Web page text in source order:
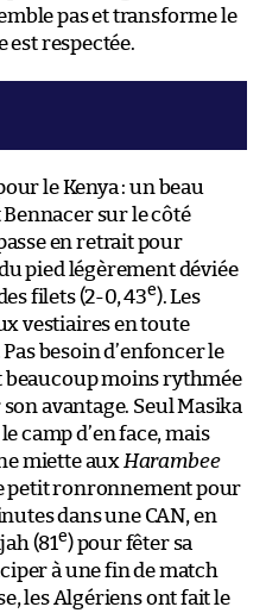
pas et transforme le
est respectée.
le Kenya : un beau
sur le côté
en retrait pour
pied légèrement déviée
filets (2-0, 43e). Les
vestiaires en toute
besoin d’enfoncer le
beaucoup moins rythmée
avantage. Seul Masika
camp d’en face, mais
miette aux Harambee
petit ronronnement pour
dans une CAN, en
(81e) pour fêter sa
à une fin de match
les Algériens ont fait le